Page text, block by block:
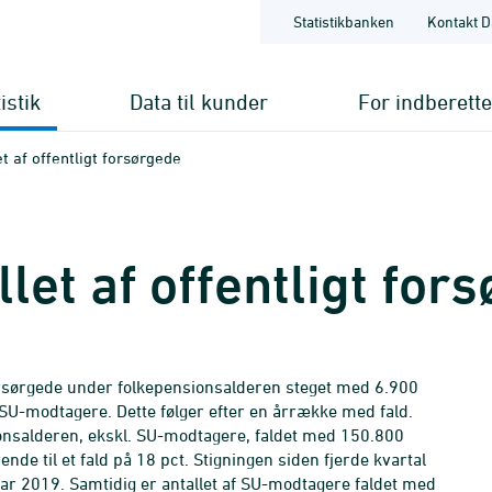
Statistikbanken Kontakt
Data til kunder For
af offentligt forsørgede
af offentligt
under folkepensionsalderen steget med 6.900
modtagere. Dette følger efter en årrække med fald.
ekskl. SU-modtagere, faldet med 150.800
til et fald på 18 pct. Stigningen siden fjerde kvartal
2019. Samtidig er antallet af SU-modtagere faldet med